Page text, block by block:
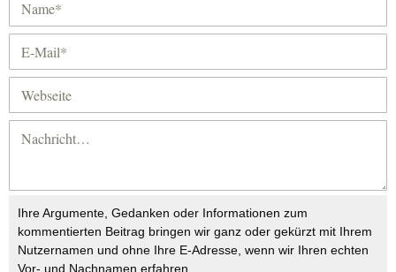
Ihre Argumente, Gedanken oder Informationen zum
kommentierten Beitrag bringen wir ganz oder gekürzt mit Ihrem
Nutzernamen und ohne Ihre E-Adresse, wenn wir Ihren echten
Vor- und Nachnamen erfahren.